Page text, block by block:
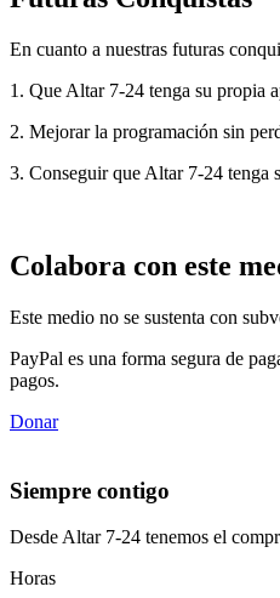
En cuanto a nuestras futuras
1. Que Altar 7-24 tenga su propia
2. Mejorar la programación sin
3. Conseguir que Altar 7-24 tenga
Colabora con este
Este medio no se sustenta con
PayPal es una forma segura de
pagos.
Donar
Siempre contigo
Desde Altar 7-24 tenemos el
Horas